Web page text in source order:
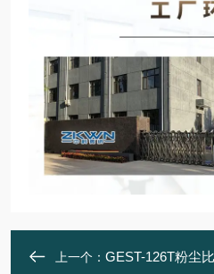
上一个： GEST-126T粉尘